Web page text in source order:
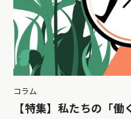
コラム
【特集】私たちの「